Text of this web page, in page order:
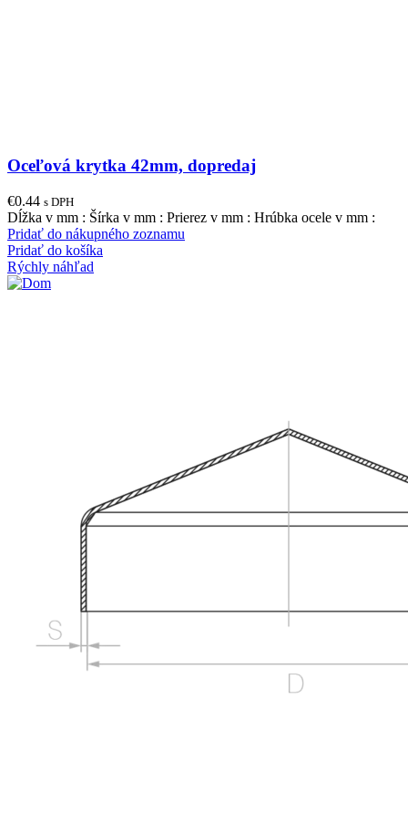
Oceľová krytka 42mm, dopredaj
€0.44 s DPH
Dĺžka v mm : Šírka v mm : Prierez v mm : Hrúbka ocele v mm :
Pridať do nákupného zoznamu
Pridať do košíka
Rýchly náhľad